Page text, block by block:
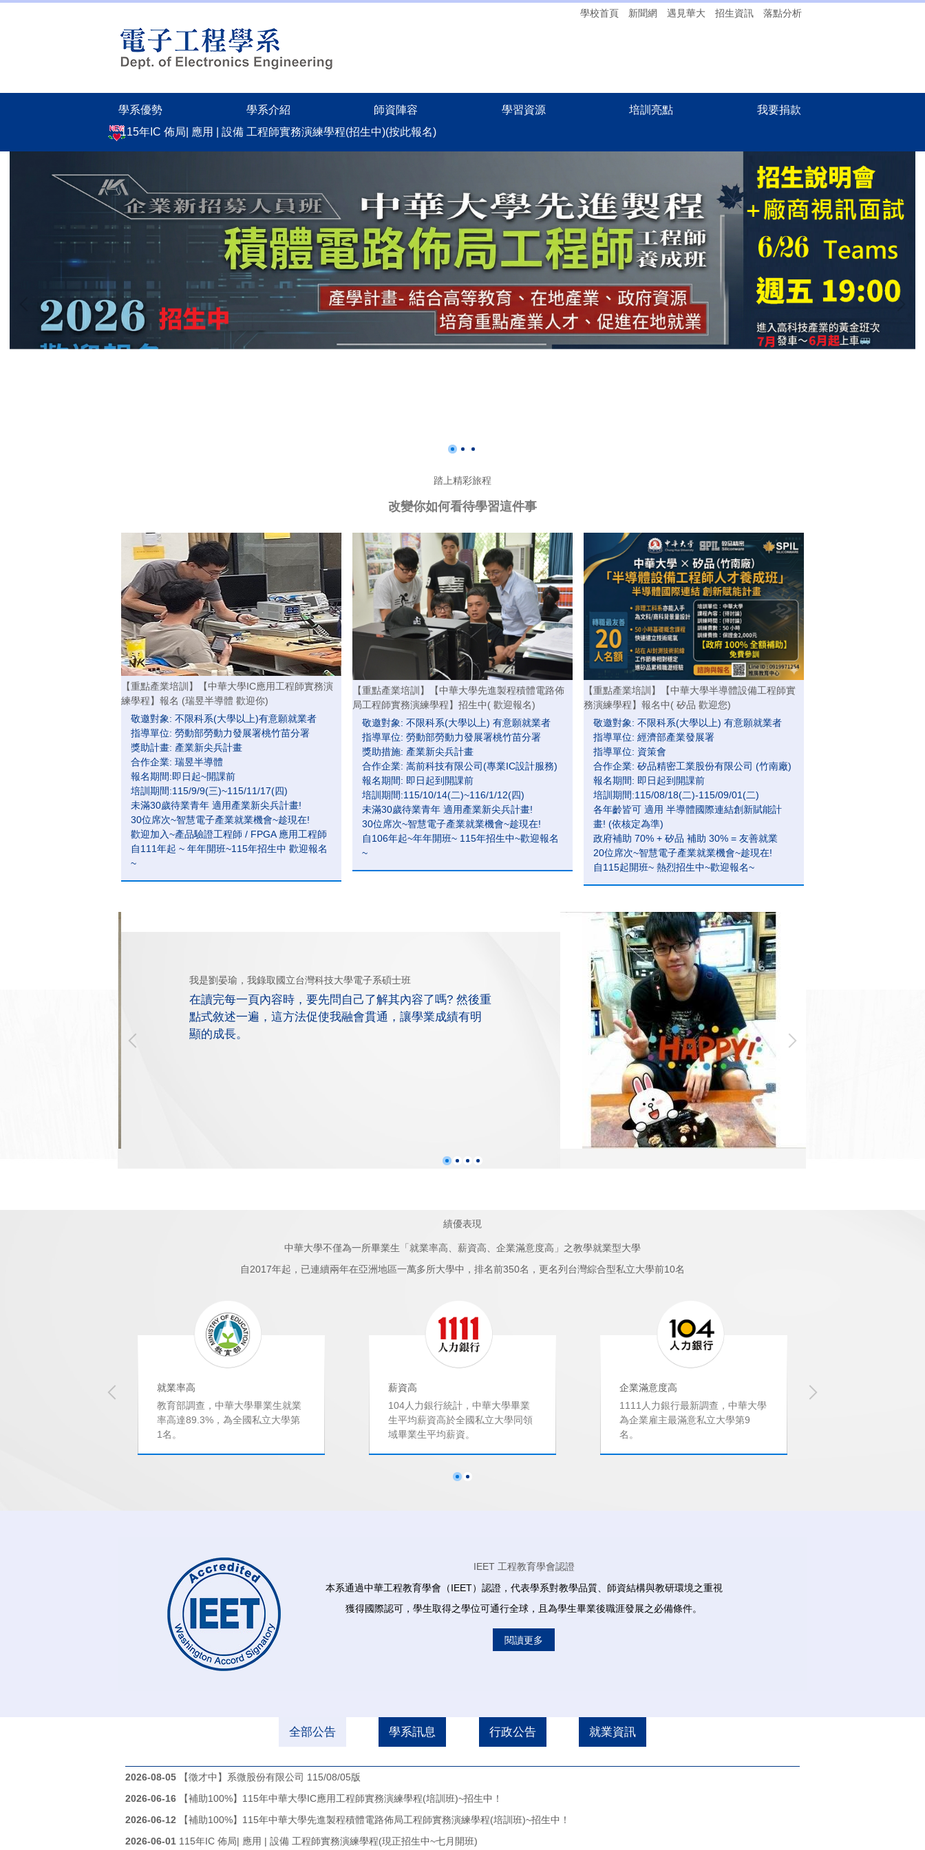
學校首頁 新聞網 遇見華大 招生資訊 落點分析
學系優勢 學系介紹 師資陣容 學習資源 培訓亮點
我要捐款
115年IC 佈局| 應用 | 設備 工程師實務演練學程(招生中)(按此報名)
踏上精彩旅程
改變你如何看待學習這件事
【重點產業培訓】【中華大學IC應用工程師實務演
練學程】報名 (瑞昱半導體 歡迎你)
敬邀對象: 不限科系(大學以上)有意願就業者
指導單位: 勞動部勞動力發展署桃竹苗分署
獎助計畫: 產業新尖兵計畫
合作企業: 瑞昱半導體
報名期間:即日起~開課前
培訓期間:115/9/9(三)~115/11/17(四)
未滿30歲待業青年 適用產業新尖兵計畫!
30位席次~智慧電子產業就業機會~趁現在!
歡迎加入~產品驗證工程師 / FPGA 應用工程師
自111年起 ~ 年年開班~115年招生中 歡迎報名
~
【重點產業培訓】【中華大學先進製程積體電路佈
局工程師實務演練學程】招生中( 歡迎報名)
敬邀對象: 不限科系(大學以上) 有意願就業者
指導單位: 勞動部勞動力發展署桃竹苗分署
獎助措施: 產業新尖兵計畫
合作企業: 嵩前科技有限公司(專業IC設計服務)
報名期間: 即日起到開課前
培訓期間:115/10/14(二)~116/1/12(四)
未滿30歲待業青年 適用產業新尖兵計畫!
30位席次~智慧電子產業就業機會~趁現在!
自106年起~年年開班~ 115年招生中~歡迎報名
~
【重點產業培訓】【中華大學半導體設備工程師實
務演練學程】報名中( 矽品 歡迎您)
敬邀對象: 不限科系(大學以上) 有意願就業者
指導單位: 經濟部產業發展署
指導單位: 資策會
合作企業: 矽品精密工業股份有限公司 (竹南廠)
報名期間: 即日起到開課前
培訓期間:115/08/18(二)-115/09/01(二)
各年齡皆可 適用 半導體國際連結創新賦能計
畫! (依核定為準)
政府補助 70% + 矽品 補助 30% = 友善就業
20位席次~智慧電子產業就業機會~趁現在!
自115起開班~ 熱烈招生中~歡迎報名~
我是劉晏瑜，我錄取國立台灣科技大學電子系碩士班
在讀完每一頁內容時，要先問自己了解其內容了嗎? 然後重
點式敘述一遍，這方法促使我融會貫通，讓學業成績有明
顯的成長。
績優表現
中華大學不僅為一所畢業生「就業率高、薪資高、企業滿意度高」之教學就業型大學
自2017年起，已連續兩年在亞洲地區一萬多所大學中，排名前350名，更名列台灣綜合型私立大學前10名
就業率高
教育部調查，中華大學畢業生就業
率高達89.3%，為全國私立大學第
1名。
薪資高
104人力銀行統計，中華大學畢業
生平均薪資高於全國私立大學同領
域畢業生平均薪資。
企業滿意度高
1111人力銀行最新調查，中華大學
為企業雇主最滿意私立大學第9
名。
IEET 工程教育學會認證
本系通過中華工程教育學會（IEET）認證，代表學系對教學品質、師資結構與教研環境之重視
獲得國際認可，學生取得之學位可通行全球，且為學生畢業後職涯發展之必備條件。
閱讀更多
全部公告 學系訊息 行政公告 就業資訊
2026-08-05
【徵才中】系微股份有限公司 115/08/05版
2026-06-16
【補助100%】115年中華大學IC應用工程師實務演練學程(培訓班)~招生中！
2026-06-12
【補助100%】115年中華大學先進製程積體電路佈局工程師實務演練學程(培訓班)~招生中！
2026-06-01 115年IC 佈局| 應用 | 設備 工程師實務演練學程(現正招生中~七月開班)